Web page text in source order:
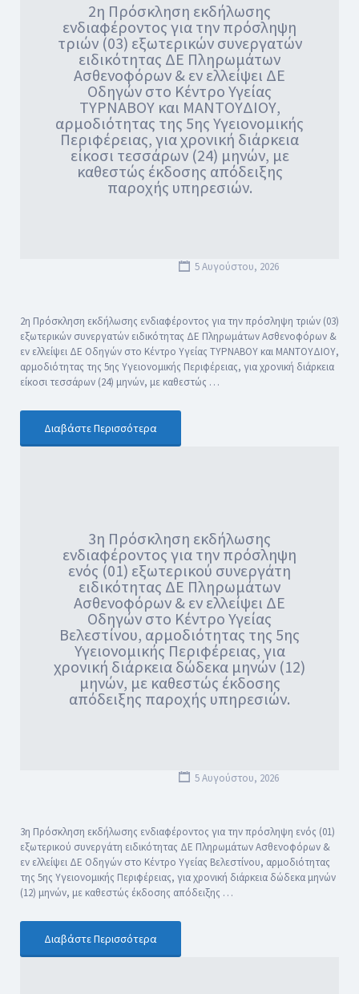
2η Πρόσκληση εκδήλωσης
ενδιαφέροντος για την πρόσληψη
τριών (03) εξωτερικών συνεργατών
ειδικότητας ΔΕ Πληρωμάτων
Ασθενοφόρων & εν ελλείψει ΔΕ
Οδηγών στο Κέντρο Υγείας
ΤΥΡΝΑΒΟΥ και ΜΑΝΤΟΥΔΙΟΥ,
αρμοδιότητας της 5ης Υγειονομικής
Περιφέρειας, για χρονική διάρκεια
είκοσι τεσσάρων (24) μηνών, με
καθεστώς έκδοσης απόδειξης
παροχής υπηρεσιών.
5 Αυγούστου, 2026
2η Πρόσκληση εκδήλωσης ενδιαφέροντος για την πρόσληψη τριών (03)
εξωτερικών συνεργατών ειδικότητας ΔΕ Πληρωμάτων Ασθενοφόρων &
εν ελλείψει ΔΕ Οδηγών στο Κέντρο Υγείας ΤΥΡΝΑΒΟΥ και ΜΑΝΤΟΥΔΙΟΥ,
αρμοδιότητας της 5ης Υγειονομικής Περιφέρειας, για χρονική διάρκεια
είκοσι τεσσάρων (24) μηνών, με καθεστώς …
Διαβάστε Περισσότερα
3η Πρόσκληση εκδήλωσης
ενδιαφέροντος για την πρόσληψη
ενός (01) εξωτερικού συνεργάτη
ειδικότητας ΔΕ Πληρωμάτων
Ασθενοφόρων & εν ελλείψει ΔΕ
Οδηγών στο Κέντρο Υγείας
Βελεστίνου, αρμοδιότητας της 5ης
Υγειονομικής Περιφέρειας, για
χρονική διάρκεια δώδεκα μηνών (12)
μηνών, με καθεστώς έκδοσης
απόδειξης παροχής υπηρεσιών.
5 Αυγούστου, 2026
3η Πρόσκληση εκδήλωσης ενδιαφέροντος για την πρόσληψη ενός (01)
εξωτερικού συνεργάτη ειδικότητας ΔΕ Πληρωμάτων Ασθενοφόρων &
εν ελλείψει ΔΕ Οδηγών στο Κέντρο Υγείας Βελεστίνου, αρμοδιότητας
της 5ης Υγειονομικής Περιφέρειας, για χρονική διάρκεια δώδεκα μηνών
(12) μηνών, με καθεστώς έκδοσης απόδειξης …
Διαβάστε Περισσότερα